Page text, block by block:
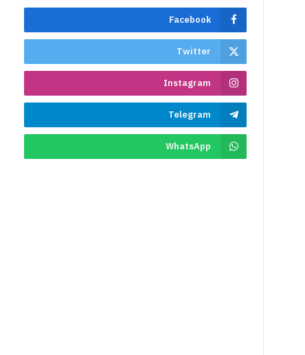
Facebook
Twitter
Instagram
Telegram
WhatsApp